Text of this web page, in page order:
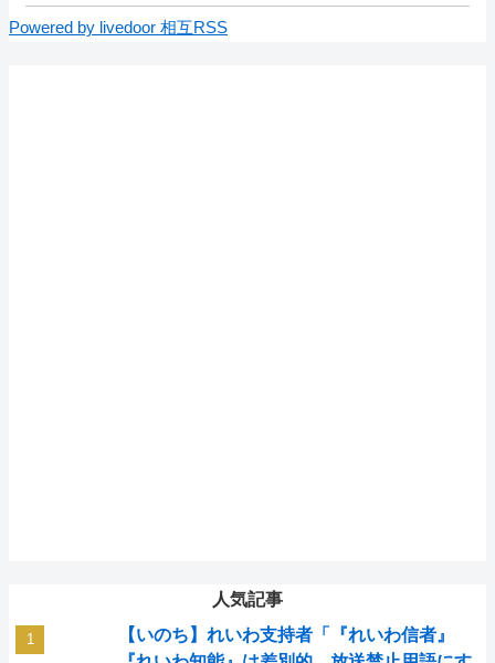
Powered by livedoor 相互RSS
人気記事
【いのち】れいわ支持者「『れいわ信者』